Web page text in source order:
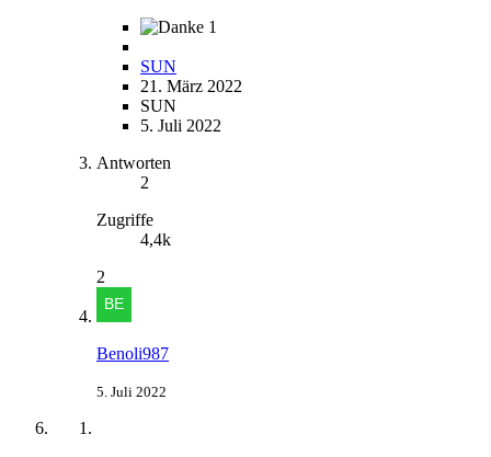
1
SUN
21. März 2022
SUN
5. Juli 2022
Antworten
2
Zugriffe
4,4k
2
Benoli987
5. Juli 2022